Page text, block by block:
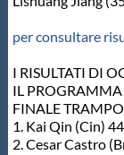
per consultare
I RISULTATI DI
IL
FINALE
1. Kai Qin (Cin)
2. Cesar Castro